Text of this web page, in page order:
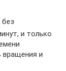
без
и только
вращения и